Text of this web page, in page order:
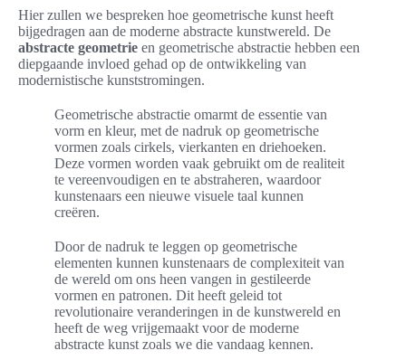
Hier zullen we bespreken hoe geometrische kunst heeft
bijgedragen aan de moderne abstracte kunstwereld. De
abstracte geometrie en geometrische abstractie hebben een
diepgaande invloed gehad op de ontwikkeling van
modernistische kunststromingen.
Geometrische abstractie omarmt de essentie van
vorm en kleur, met de nadruk op geometrische
vormen zoals cirkels, vierkanten en driehoeken.
Deze vormen worden vaak gebruikt om de realiteit
te vereenvoudigen en te abstraheren, waardoor
kunstenaars een nieuwe visuele taal kunnen
creëren.
Door de nadruk te leggen op geometrische
elementen kunnen kunstenaars de complexiteit van
de wereld om ons heen vangen in gestileerde
vormen en patronen. Dit heeft geleid tot
revolutionaire veranderingen in de kunstwereld en
heeft de weg vrijgemaakt voor de moderne
abstracte kunst zoals we die vandaag kennen.